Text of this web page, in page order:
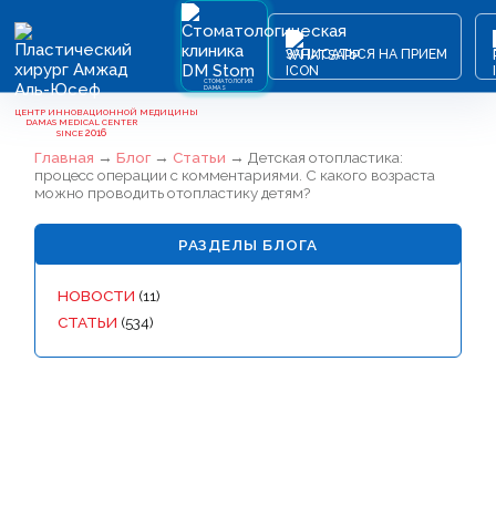
ЦЕНТР ИННОВАЦИОННОЙ МЕДИЦИНЫ
DAMAS MEDICAL CENTER
SINCE 2016
СТОМАТОЛОГИЯ
DAMAS
ЗАПИСАТЬСЯ НА ПРИЕМ
Главная →Блог →Статьи → Детская отопластика:
процесс операции с комментариями. С какого возраста
можно проводить отопластику детям?
РАЗДЕЛЫ БЛОГА
НОВОСТИ (11)
СТАТЬИ (534)